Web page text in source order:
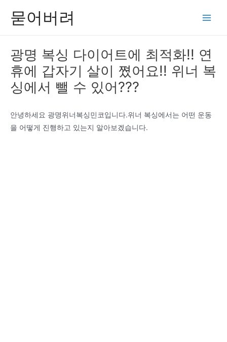
묻어버려
광명 복싱 다이어트에 최적화!! 연
휴에 갑자기 살이 쪘어요!! 위너 복
싱에서 뺄 수 있어???
안녕하세요 광명위너복싱민코입니다.위너 복싱에서는 어떤 운동
을 어떻게 진행하고 있는지 알아보겠습니다.